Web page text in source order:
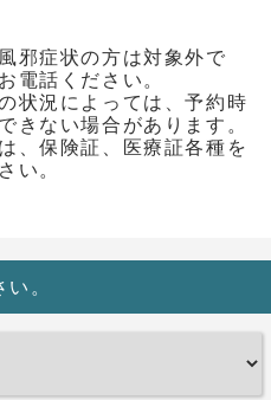
邪症状の方は対象外で
電話ください。
状況によっては、予約時
きない場合があります。
、保険証、医療証各種を
い。
。